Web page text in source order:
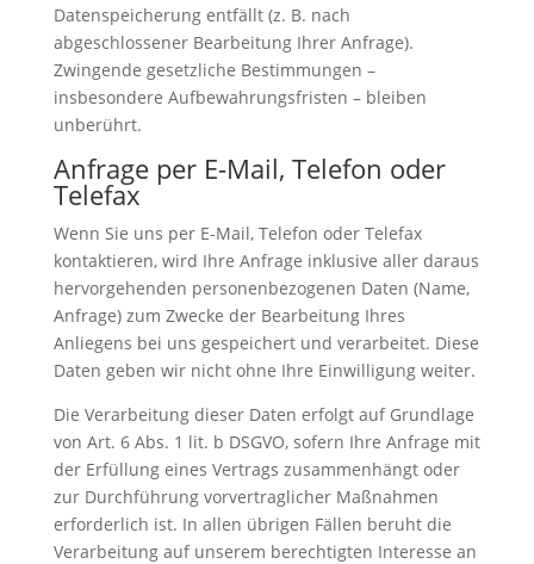
Datenspeicherung entfällt (z. B. nach
abgeschlossener Bearbeitung Ihrer Anfrage).
Zwingende gesetzliche Bestimmungen –
insbesondere Aufbewahrungsfristen – bleiben
unberührt.
Anfrage per E-Mail, Telefon oder
Telefax
Wenn Sie uns per E-Mail, Telefon oder Telefax
kontaktieren, wird Ihre Anfrage inklusive aller daraus
hervorgehenden personenbezogenen Daten (Name,
Anfrage) zum Zwecke der Bearbeitung Ihres
Anliegens bei uns gespeichert und verarbeitet. Diese
Daten geben wir nicht ohne Ihre Einwilligung weiter.
Die Verarbeitung dieser Daten erfolgt auf Grundlage
von Art. 6 Abs. 1 lit. b DSGVO, sofern Ihre Anfrage mit
der Erfüllung eines Vertrags zusammenhängt oder
zur Durchführung vorvertraglicher Maßnahmen
erforderlich ist. In allen übrigen Fällen beruht die
Verarbeitung auf unserem berechtigten Interesse an